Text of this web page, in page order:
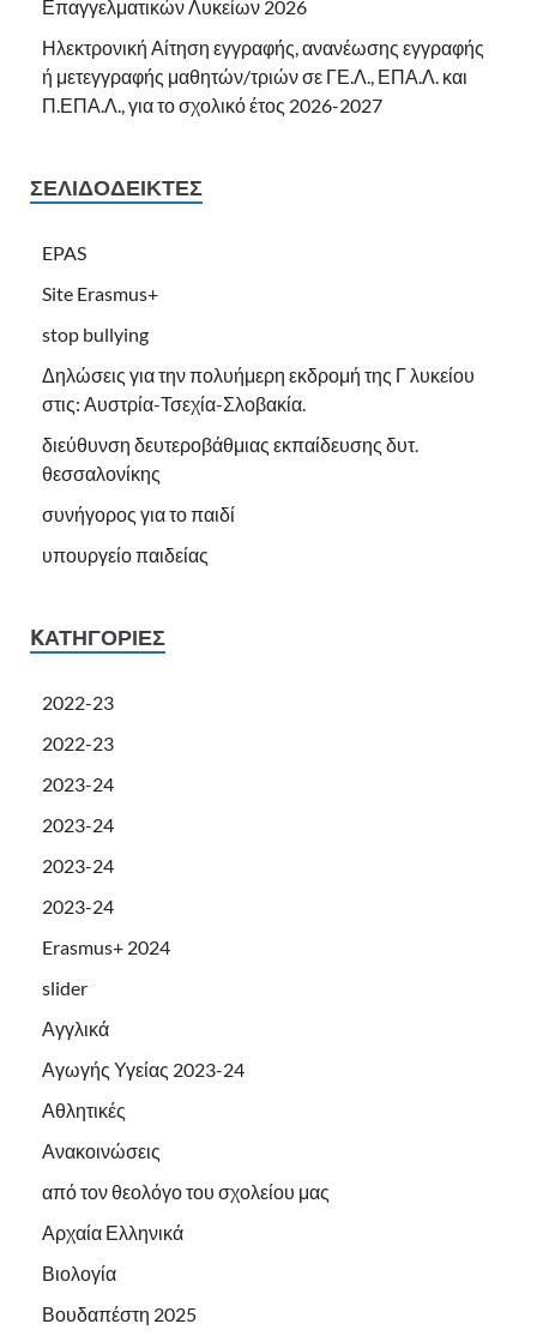
Επαγγελματικών Λυκείων 2026
Ηλεκτρονική Αίτηση εγγραφής, ανανέωσης εγγραφής
ή μετεγγραφής μαθητών/τριών σε ΓΕ.Λ., ΕΠΑ.Λ. και
Π.ΕΠΑ.Λ., για το σχολικό έτος 2026-2027
ΣΕΛΙΔΟΔΕΊΚΤΕΣ
EPAS
Site Erasmus+
stop bullying
Δηλώσεις για την πολυήμερη εκδρομή της Γ λυκείου
στις: Αυστρία-Τσεχία-Σλοβακία.
διεύθυνση δευτεροβάθμιας εκπαίδευσης δυτ.
θεσσαλονίκης
συνήγορος για το παιδί
υπουργείο παιδείας
KΑΤΗΓΟΡΊΕΣ
2022-23
2022-23
2023-24
2023-24
2023-24
2023-24
Erasmus+ 2024
slider
Αγγλικά
Αγωγής Υγείας 2023-24
Αθλητικές
Ανακοινώσεις
από τον θεολόγο του σχολείου μας
Αρχαία Ελληνικά
Βιολογία
Βουδαπέστη 2025